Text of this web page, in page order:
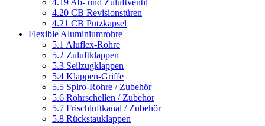
4.19 Ab- und Zuluftventil
4.20 CB Revisionstüren
4.21 CB Putzkapsel
Flexible Aluminiumrohre
5.1 Aluflex-Rohre
5.2 Zuluftklappen
5.3 Seilzugklappen
5.4 Klappen-Griffe
5.5 Spiro-Rohre / Zubehör
5.6 Rohrschellen / Zubehör
5.7 Frischluftkanal / Zubehör
5.8 Rückstauklappen